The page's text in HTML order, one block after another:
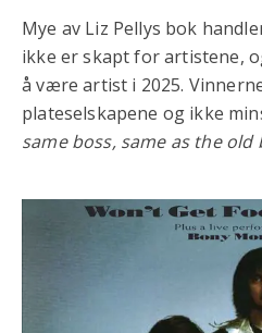
Mye av Liz Pellys bok
ikke er skapt for artistene,
å være artist i 2025.
plateselskapene og ikke
same boss, same as the old